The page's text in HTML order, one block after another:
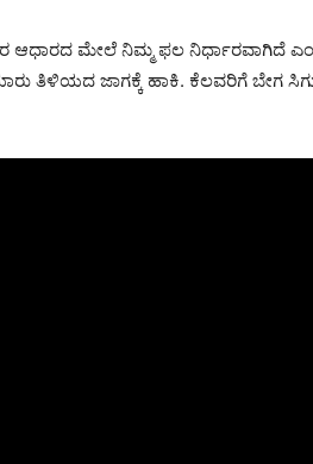
ಆಧಾರದ ಮೇಲೆ ನಿಮ್ಮ ಫಲ ನಿರ್ಧಾರವಾಗಿದೆ
ತಿಳಿಯದ ಜಾಗಕ್ಕೆ ಹಾಕಿ. ಕೆಲವರಿಗೆ ಬೇಗ